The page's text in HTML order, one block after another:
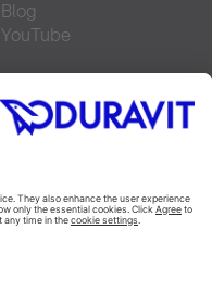
Blog
YouTube